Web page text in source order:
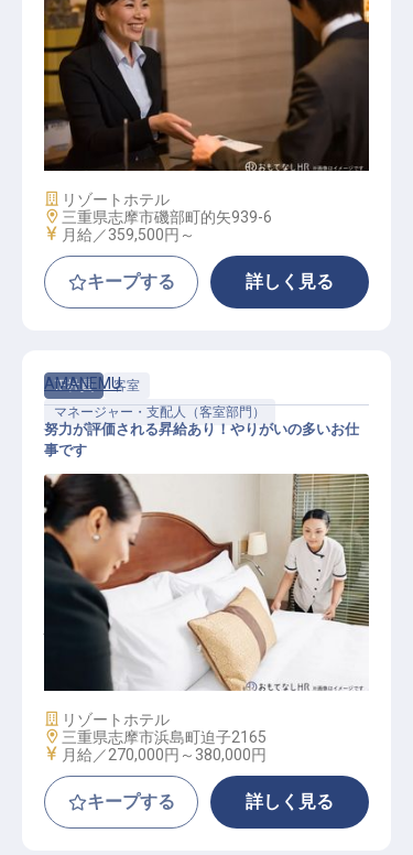
フロントマネージャー
施設業態
リゾートホテル
勤務地
三重県志摩市磯部町的矢939-6
給与
月給／359,500円～
キープする 詳しく見る
正社員
客室
マネージャー・支配人（客室部門）
ハウスキーパーアシスタントマネー
AMANEMU
努力が評価される昇給あり！やりがいの多いお仕
事です
施設業態
リゾートホテル
勤務地
三重県志摩市浜島町迫子2165
給与
月給／270,000円～ 380,000円
キープする 詳しく見る